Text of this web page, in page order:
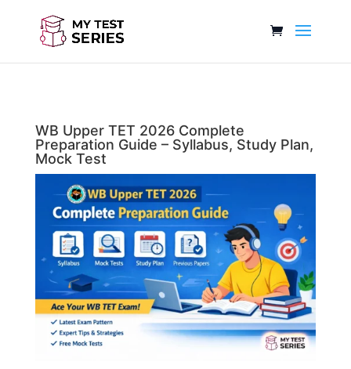
WB Upper TET 2026 Complete
Preparation Guide – Syllabus, Study Plan,
Mock Test